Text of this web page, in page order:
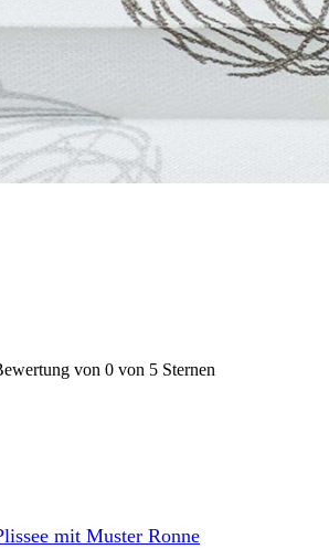
von 0 von 5 Sternen
mit Muster Ronne